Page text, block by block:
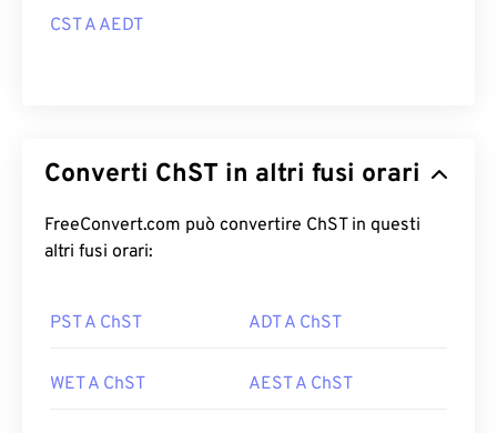
CST A AEDT
Converti ChST in altri fusi orari
FreeConvert.com può convertire ChST in questi
altri fusi orari:
PST A ChST ADT A ChST
WET A ChST AEST A ChST